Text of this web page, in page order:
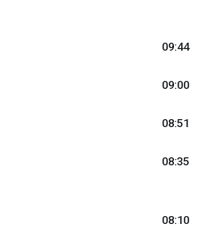
09:44
09:00
08:51
08:35
08:10